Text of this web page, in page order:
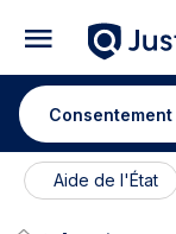
Aide de l'État